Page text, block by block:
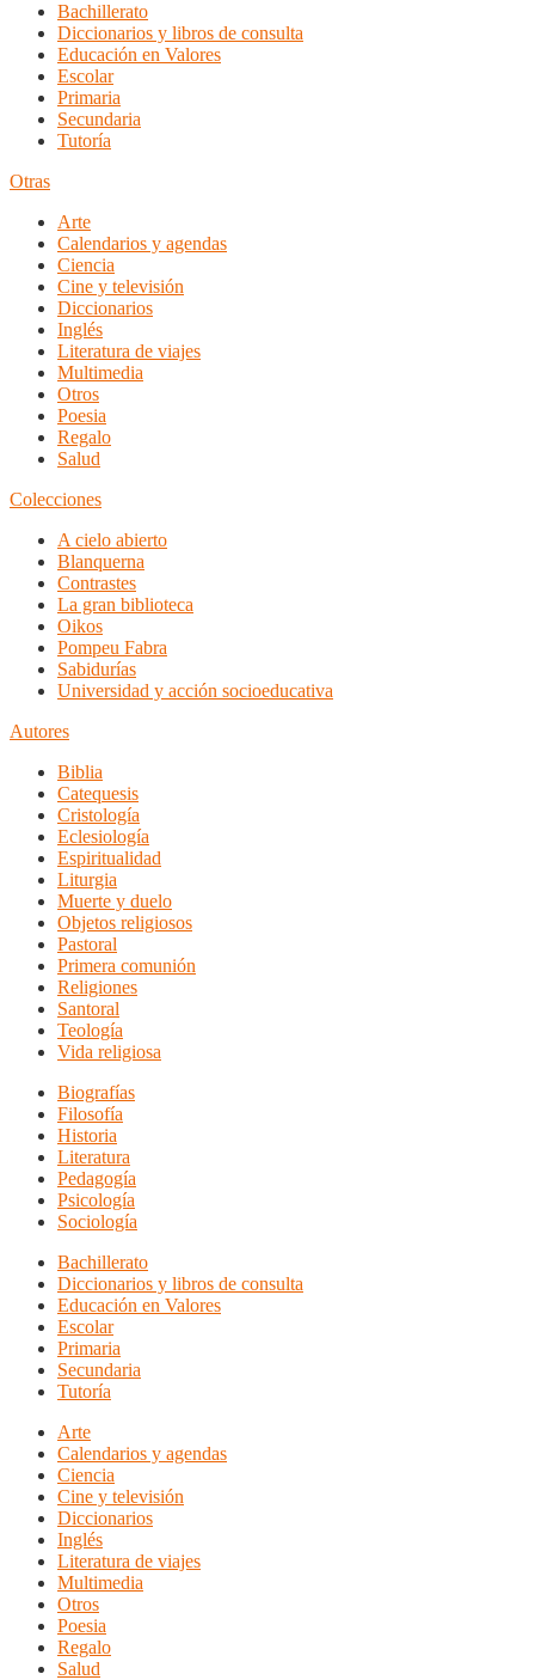
Bachillerato
Diccionarios y libros de consulta
Educación en Valores
Escolar
Primaria
Secundaria
Tutoría
Otras
Arte
Calendarios y agendas
Ciencia
Cine y televisión
Diccionarios
Inglés
Literatura de viajes
Multimedia
Otros
Poesia
Regalo
Salud
Colecciones
A cielo abierto
Blanquerna
Contrastes
La gran biblioteca
Oikos
Pompeu Fabra
Sabidurías
Universidad y acción socioeducativa
Autores
Biblia
Catequesis
Cristología
Eclesiología
Espiritualidad
Liturgia
Muerte y duelo
Objetos religiosos
Pastoral
Primera comunión
Religiones
Santoral
Teología
Vida religiosa
Biografías
Filosofía
Historia
Literatura
Pedagogía
Psicología
Sociología
Bachillerato
Diccionarios y libros de consulta
Educación en Valores
Escolar
Primaria
Secundaria
Tutoría
Arte
Calendarios y agendas
Ciencia
Cine y televisión
Diccionarios
Inglés
Literatura de viajes
Multimedia
Otros
Poesia
Regalo
Salud